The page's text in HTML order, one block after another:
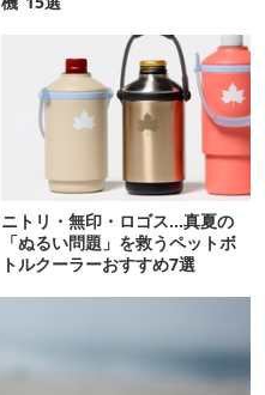
ニトリ・無印・ロゴス…真夏の
「ぬるい問題」を救うペットボ
トルクーラーおすすめ7選